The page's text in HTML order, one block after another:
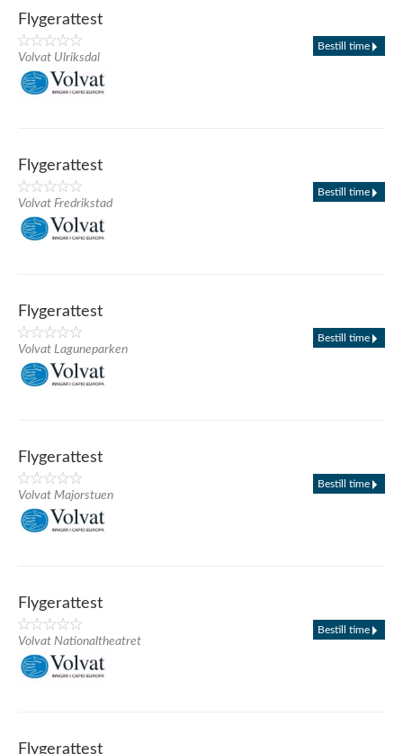
Flygerattest
Volvat Ulriksdal
Bestill time
Flygerattest
Volvat Fredrikstad
Bestill time
Flygerattest
Volvat Laguneparken
Bestill time
Flygerattest
Volvat Majorstuen
Bestill time
Flygerattest
Volvat Nationaltheatret
Bestill time
Flygerattest